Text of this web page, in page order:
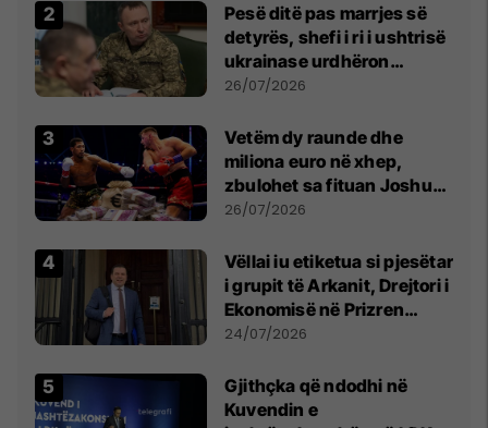
Pesë ditë pas marrjes së
detyrës, shefi i ri i ushtrisë
ukrainase urdhëron
kontroll të madh
26/07/2026
Vetëm dy raunde dhe
miliona euro në xhep,
zbulohet sa fituan Joshua
e Prenga
26/07/2026
Vëllai iu etiketua si pjesëtar
i grupit të Arkanit, Drejtori i
Ekonomisë në Prizren
mohon pretendimet
24/07/2026
Gjithçka që ndodhi në
Kuvendin e